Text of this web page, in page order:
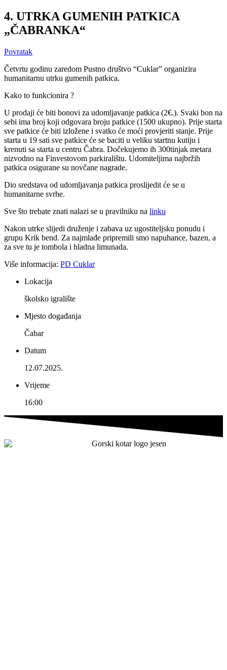
4. UTRKA GUMENIH PATKICA
„ČABRANKA“
Povratak
Četvrtu godinu zaredom Pustno društvo “Cuklar” organizira
humanitarnu utrku gumenih patkica.
Kako to funkcionira ?
U prodaji će biti bonovi za udomljavanje patkica (2€.). Svaki bon na
sebi ima broj koji odgovara broju patkice (1500 ukupno). Prije starta
sve patkice će biti izložene i svatko će moći provjeriti stanje. Prije
starta u 19 sati sve patkice će se baciti u veliku startnu kutiju i
krenuti sa starta u centru Čabra. Dočekujemo ih 300tinjak metara
nizvodno na Finvestovom parkiralištu. Udomiteljima najbržih
patkica osigurane su novčane nagrade.
Dio sredstava od udomljavanja patkica proslijedit će se u
humanitarne svrhe.
Sve što trebate znati nalazi se u pravilniku na linku
Nakon utrke slijedi druženje i zabava uz ugostiteljsku ponudu i
grupu Krik bend. Za najmlađe pripremili smo napuhance, bazen, a
za sve tu je tombola i hladna limunada.
Više informacija: PD Cuklar
Lokacija
školsko igralište
Mjesto događanja
Čabar
Datum
12.07.2025.
Vrijeme
16:00